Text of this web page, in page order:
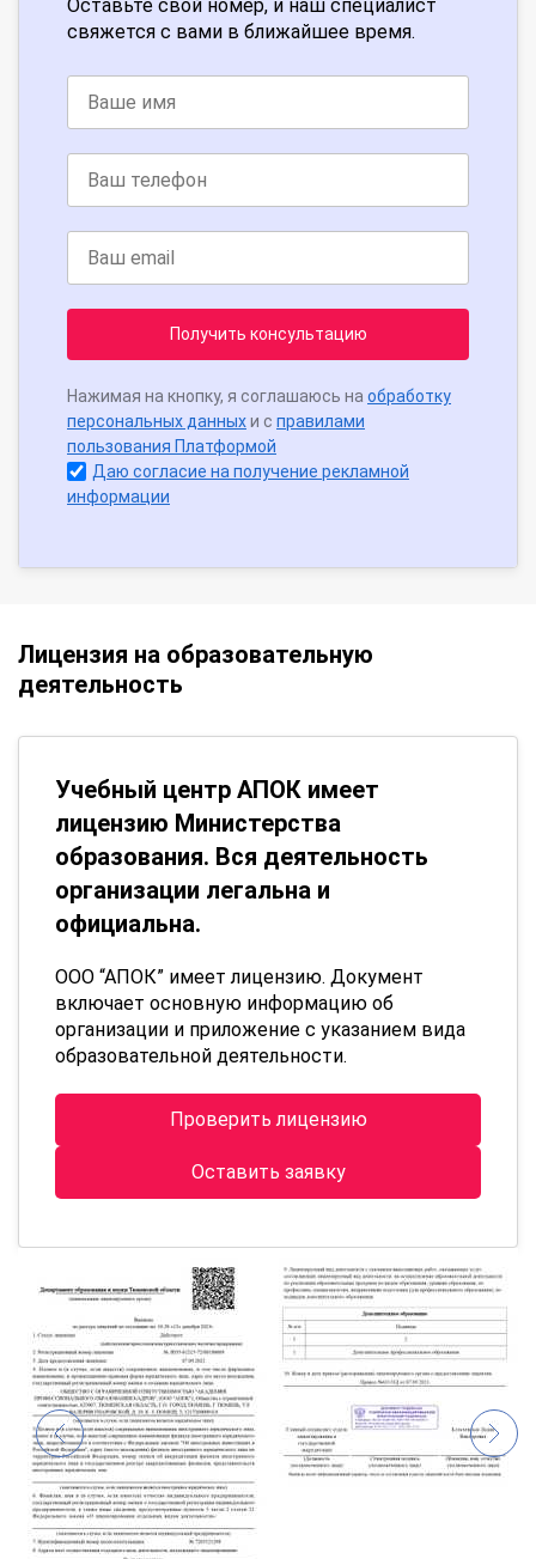
Оставьте свой номер, и наш специалист
свяжется с вами в ближайшее время.
Получить консультацию
Нажимая на кнопку, я соглашаюсь на обработку
персональных данныхи с правилами
пользования Платформой
Даю согласие на получение рекламной
информации
Лицензия на образовательную
деятельность
Учебный центр АПОК имеет
лицензию Министерства
образования. Вся деятельность
организации легальна и
официальна.
ООО “АПОК” имеет лицензию. Документ
включает основную информацию об
организации и приложение с указанием вида
образовательной деятельности.
Проверить лицензию
Оставить заявку